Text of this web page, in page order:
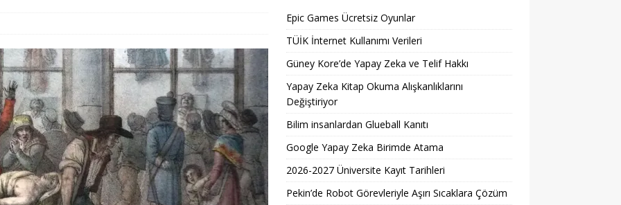
Epic Games Ücretsiz Oyunlar
TÜİK İnternet Kullanımı Verileri
Güney Kore’de Yapay Zeka ve Telif Hakkı
Yapay Zeka Kitap Okuma Alışkanlıklarını
Değiştiriyor
Bilim insanlardan Glueball Kanıtı
Google Yapay Zeka Birimde Atama
2026-2027 Üniversite Kayıt Tarihleri ​​
Pekin’de Robot Görevleriyle Aşırı Sıcaklara Çözüm